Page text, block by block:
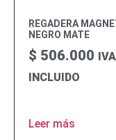
REGADERA
NEGRO MATE
$ 506.000 IVA
INCLUIDO
Leer más